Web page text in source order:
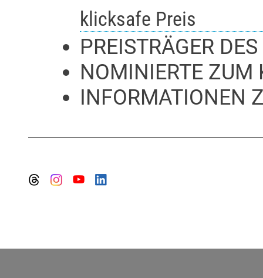
klicksafe Preis
PREISTRÄGER
NOMINIERTE ZUM
INFORMATIONEN